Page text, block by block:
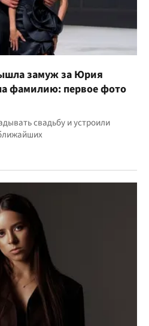
замуж за Юрия
фамилию: первое фото
свадьбу и устроили